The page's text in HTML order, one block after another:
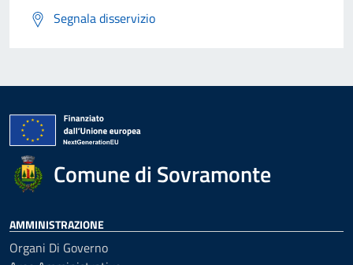
Segnala disservizio
Comune di Sovramonte
AMMINISTRAZIONE
Organi Di Governo